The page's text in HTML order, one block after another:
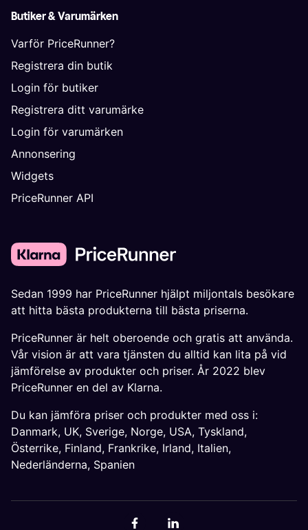
Butiker & Varumärken
Varför PriceRunner?
Registrera din butik
Login för butiker
Registrera ditt varumärke
Login för varumärken
Annonsering
Widgets
PriceRunner API
Sedan 1999 har PriceRunner hjälpt miljontals besökare
att hitta bästa produkterna till bästa priserna.
PriceRunner är helt oberoende och gratis att använda.
Vår vision är att vara tjänsten du alltid kan lita på vid
jämförelse av produkter och priser. År 2022 blev
PriceRunner en del av Klarna.
Du kan jämföra priser och produkter med oss i:
Danmark, UK, Sverige, Norge, USA, Tyskland,
Österrike, Finland, Frankrike, Irland, Italien,
Nederländerna, Spanien